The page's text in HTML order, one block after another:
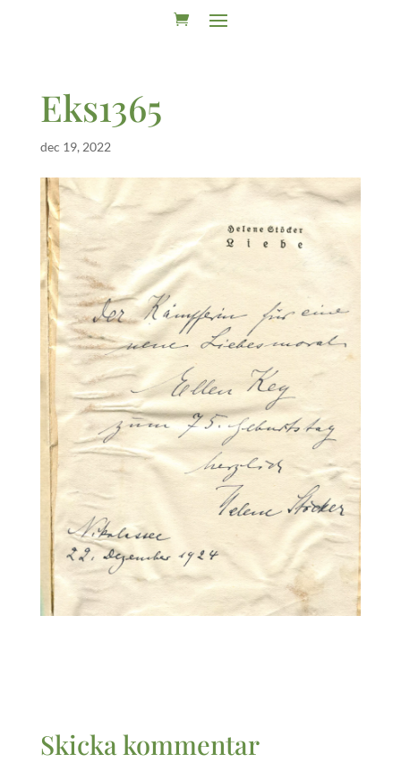
Eks1365
dec 19, 2022
Skicka kommentar